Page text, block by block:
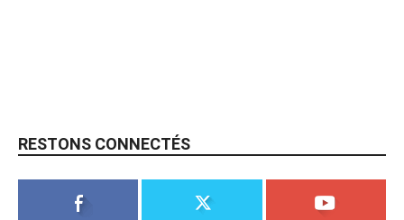
RESTONS CONNECTÉS